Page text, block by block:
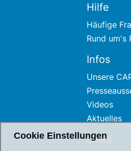
Cookie Einstellungen
Hilfe
Häufige
Rund um's
Infos
Unsere
Videos
Aktuelles
Links